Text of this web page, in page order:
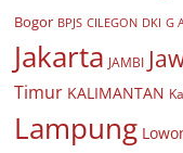
Bogor BPJS CILEGON DKI G
Jakarta JAMBI
Timur KALIMANTAN
Lampung